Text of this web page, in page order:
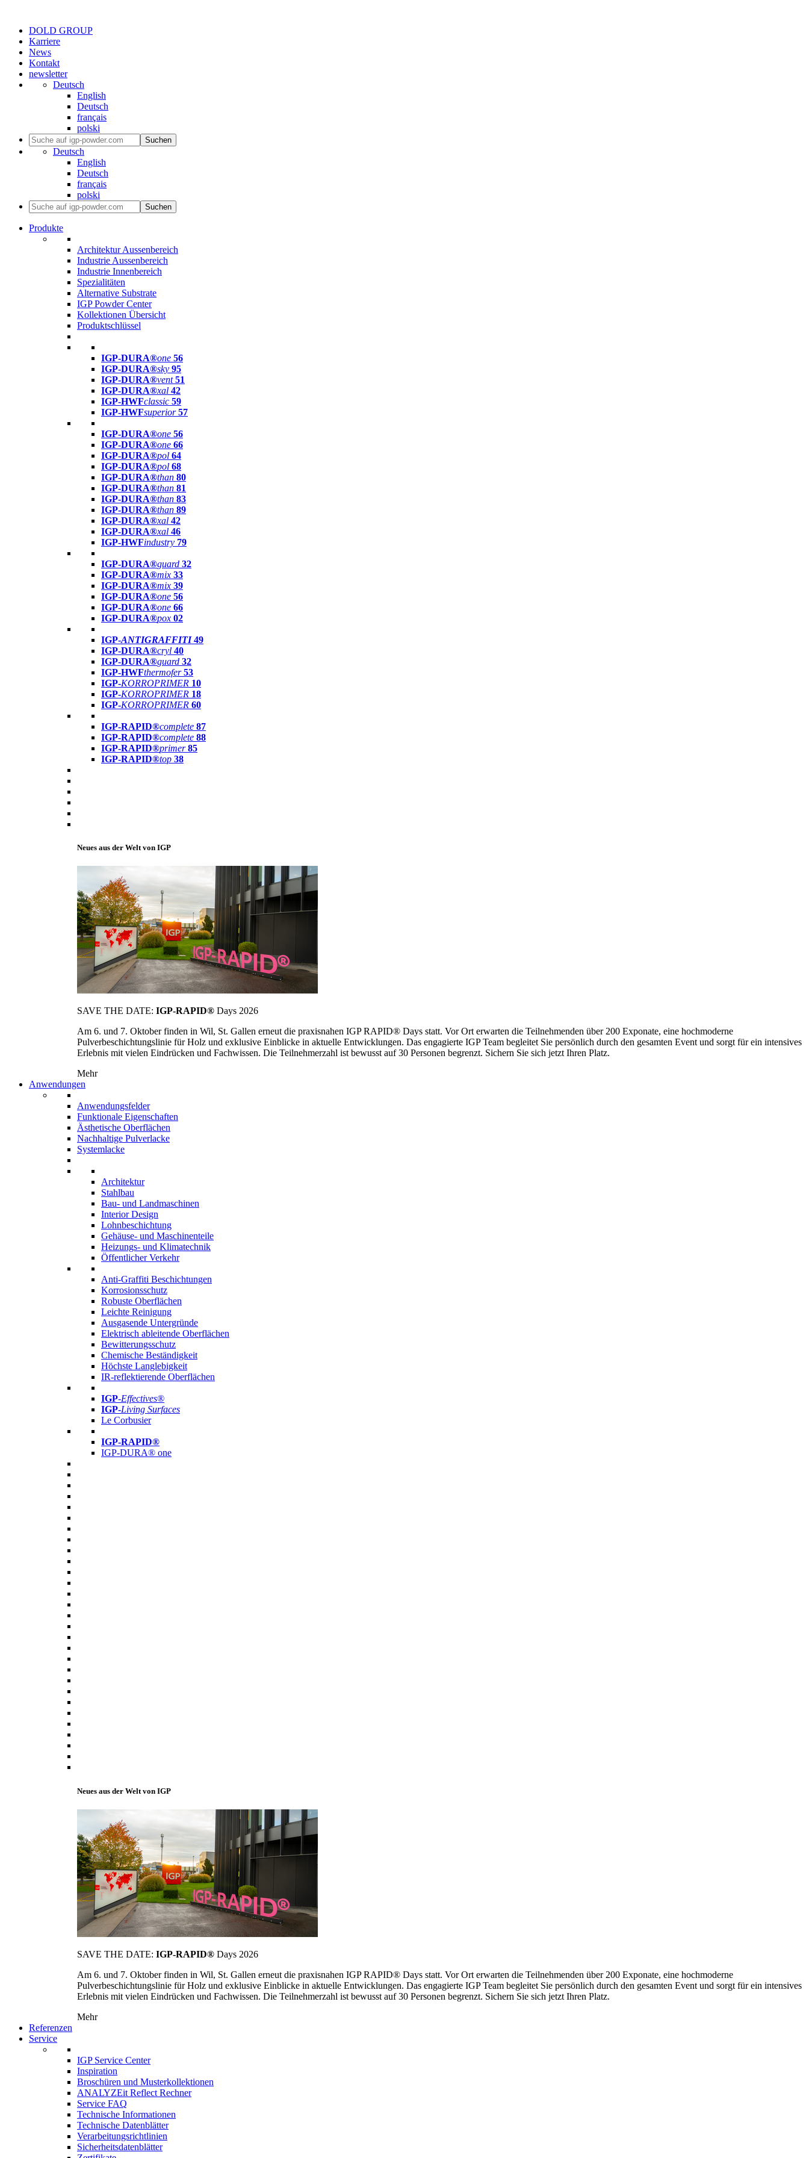
DOLD GROUP
Karriere
News
Kontakt
newsletter
Deutsch
English
Deutsch
français
polski
Suchen
Deutsch
English
Deutsch
français
polski
Suchen
Produkte
Architektur Aussenbereich
Industrie Aussenbereich
Industrie Innenbereich
Spezialitäten
Alternative Substrate
IGP Powder Center
Kollektionen Übersicht
Produktschlüssel
IGP-DURA®one 56
IGP-DURA®sky 95
IGP-DURA®vent 51
IGP-DURA®xal 42
IGP-HWFclassic 59
IGP-HWFsuperior 57
IGP-DURA®one 56
IGP-DURA®one 66
IGP-DURA®pol 64
IGP-DURA®pol 68
IGP-DURA®than 80
IGP-DURA®than 81
IGP-DURA®than 83
IGP-DURA®than 89
IGP-DURA®xal 42
IGP-DURA®xal 46
IGP-HWFindustry 79
IGP-DURA®guard 32
IGP-DURA®mix 33
IGP-DURA®mix 39
IGP-DURA®one 56
IGP-DURA®one 66
IGP-DURA®pox 02
IGP-ANTIGRAFFITI49
IGP-DURA®cryl 40
IGP-DURA®guard 32
IGP-HWFthermofer 53
IGP-KORROPRIMER 10
IGP-KORROPRIMER 18
IGP-KORROPRIMER 60
IGP-RAPID®complete 87
IGP-RAPID®complete 88
IGP-RAPID®primer 85
IGP-RAPID®top 38
Neues aus der Welt von IGP
SAVE THE DATE: IGP-RAPID® Days 2026
Am 6. und 7. Oktober finden in Wil, St. Gallen erneut die praxisnahen IGP RAPID® Days statt. Vor Ort erwarten die Teilnehmenden über 200 Exponate, eine hochmoderne
Pulverbeschichtungslinie für Holz und exklusive Einblicke in aktuelle Entwicklungen. Das engagierte IGP Team begleitet Sie persönlich durch den gesamten Event und sorgt für ein intensives
Erlebnis mit vielen Eindrücken und Fachwissen. Die Teilnehmerzahl ist bewusst auf 30 Personen begrenzt. Sichern Sie sich jetzt Ihren Platz.
Mehr
Anwendungen
Anwendungsfelder
Funktionale Eigenschaften
Ästhetische Oberflächen
Nachhaltige Pulverlacke
Systemlacke
Architektur
Stahlbau
Bau- und Landmaschinen
Interior Design
Lohnbeschichtung
Gehäuse- und Maschinenteile
Heizungs- und Klimatechnik
Öffentlicher Verkehr
Anti-Graffiti Beschichtungen
Korrosionsschutz
Robuste Oberflächen
Leichte Reinigung
Ausgasende Untergründe
Elektrisch ableitende Oberflächen
Bewitterungsschutz
Chemische Beständigkeit
Höchste Langlebigkeit
IR-reflektierende Oberflächen
IGP-Effectives®
IGP-Living Surfaces
Le Corbusier
IGP-RAPID®
IGP-DURA® one
Neues aus der Welt von IGP
SAVE THE DATE: IGP-RAPID® Days 2026
Am 6. und 7. Oktober finden in Wil, St. Gallen erneut die praxisnahen IGP RAPID® Days statt. Vor Ort erwarten die Teilnehmenden über 200 Exponate, eine hochmoderne
Pulverbeschichtungslinie für Holz und exklusive Einblicke in aktuelle Entwicklungen. Das engagierte IGP Team begleitet Sie persönlich durch den gesamten Event und sorgt für ein intensives
Erlebnis mit vielen Eindrücken und Fachwissen. Die Teilnehmerzahl ist bewusst auf 30 Personen begrenzt. Sichern Sie sich jetzt Ihren Platz.
Mehr
Referenzen
Service
IGP Service Center
Inspiration
Broschüren und Musterkollektionen
ANALYZEit Reflect Rechner
Service FAQ
Technische Informationen
Technische Datenblätter
Verarbeitungsrichtlinien
Sicherheitsdatenblätter